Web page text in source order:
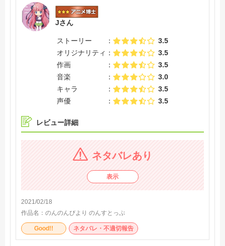
Jさん
ストーリー
3.5
オリジナリティ
3.5
作画
3.5
音楽
3.0
キャラ
3.5
声優
3.5
レビュー詳細
夏海とひかげの過去話の回がよかった‼️
相変わらず働き疲れて擦り切れた心が洗われるアニメだ
し、笑えるシーンも満載でこれからも楽しみにしてます👍
さらに表示
ネタバレあり
表示
2021/02/18
作品名： のんのんびより のんすとっぷ
Good!! ネタバレ・不適切報告